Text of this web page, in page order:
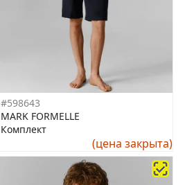
#598643
MARK FORMELLE
Комплект
(цена закрыта)